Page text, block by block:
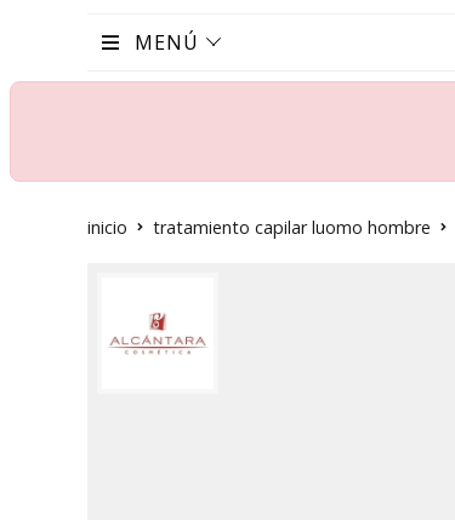
MENÚ
inicio tratamiento capilar luomo hombre